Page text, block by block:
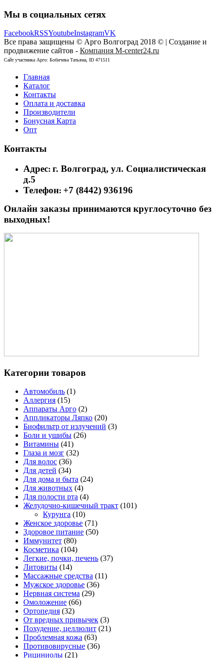
Мы в социальных сетях
FacebookRSSYoutubeInstagramVK
Все права защищены © Арго Волгоград 2018 © | Создание и
продвижение сайтов - Компания M-center24.ru
Сайт участника Арго: Бобичева Татьяна, ID 471511
Главная
Каталог
Контакты
Оплата и доставка
Производители
Бонусная Карта
Опт
Контакты
Адрес: г. Волгоград, ул. Социалистическая
д.5
Телефон: +7 (8442) 936196
Онлайн заказы принимаются круглосуточно без
выходных!
Категории товаров
Автомобиль (1)
Аллергия (15)
Аппараты Арго (2)
Аппликаторы Ляпко (20)
Биофильтр от излучений (3)
Боли и ушибы (26)
Витамины (41)
Глаза и мозг (32)
Для волос (36)
Для детей (34)
Для дома и быта (24)
Для животных (4)
Для полости рта (4)
Желудочно-кишечный тракт (101)
Курунга (10)
Женское здоровье (71)
Здоровое питание (50)
Иммунитет (80)
Косметика (104)
Легкие, почки, печень (37)
Литовиты (14)
Массажные средства (11)
Мужское здоровье (36)
Нервная система (29)
Омоложение (66)
Ортопедия (32)
От вредных привычек (3)
Похудение, целлюлит (21)
Проблемная кожа (63)
Противовирусные (36)
Рициниолы (21)